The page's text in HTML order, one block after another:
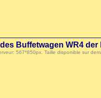
Buffetwagen WR4 der
567*850px. Taille disponible sur